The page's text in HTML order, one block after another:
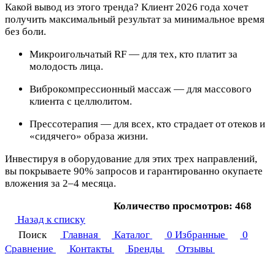
Какой вывод из этого тренда? Клиент 2026 года хочет
получить максимальный результат за минимальное время
без боли.
Микроигольчатый RF — для тех, кто платит за
молодость лица.
Виброкомпрессионный массаж — для массового
клиента с целлюлитом.
Прессотерапия — для всех, кто страдает от отеков и
«сидячего» образа жизни.
Инвестируя в оборудование для этих трех направлений,
вы покрываете 90% запросов и гарантированно окупаете
вложения за 2–4 месяца.
Количество просмотров: 468
Назад к списку
Поиск
Главная Каталог 0 Избранные
0
Сравнение
Контакты Бренды
Отзывы